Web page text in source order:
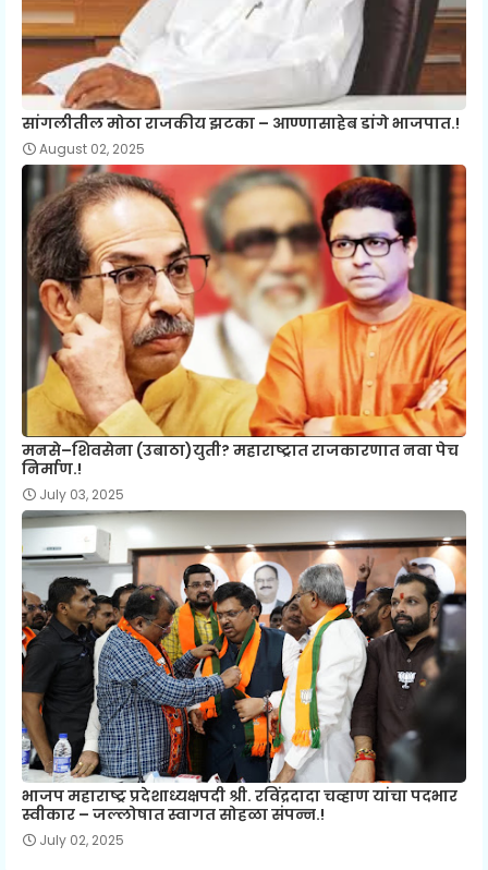
सांगलीतील मोठा राजकीय झटका – आण्णासाहेब डांगे भाजपात.!
August 02, 2025
मनसे–शिवसेना (उबाठा)युती? महाराष्ट्रात राजकारणात नवा पेच
निर्माण.!
July 03, 2025
भाजप महाराष्ट्र प्रदेशाध्यक्षपदी श्री. रविंद्रदादा चव्हाण यांचा पदभार
स्वीकार – जल्लोषात स्वागत सोहळा संपन्न.!
July 02, 2025